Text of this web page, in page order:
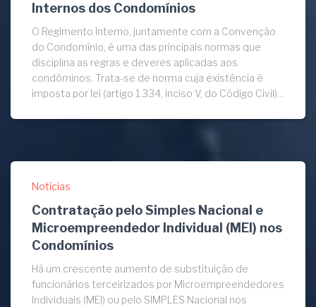
Internos dos Condomínios
O Regimento Interno, juntamente com a Convenção
do Condomínio, é uma das principais normas que
disciplina as regras e deveres aplicadas aos
condôminos. Trata-se de norma cuja existência é
imposta por lei (artigo 1.334, inciso V, do Código Civil)...
Notícias
Contratação pelo Simples Nacional e
Microempreendedor Individual (MEI) nos
Condomínios
Há um crescente aumento de substituição de
funcionários terceirizados por Microempreendedores
Individuais (MEI) ou pelo SIMPLES Nacional nos